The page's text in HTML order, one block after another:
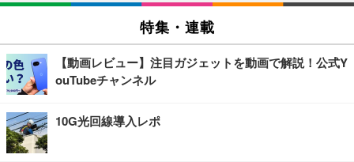
特集・連載
【動画レビュー】注目ガジェットを動画で解説！公式Y
ouTubeチャンネル
10G光回線導入レポ